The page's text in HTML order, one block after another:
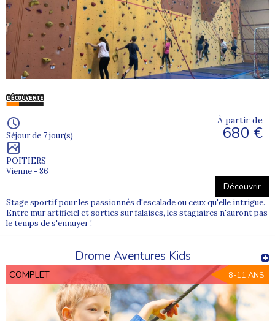
Séjour de 7 jour(s)
POITIERS
Vienne - 86
À partir de
680 €
Découvrir
Stage sportif pour les passionnés d'escalade ou ceux qu'elle intrigue.
Entre mur artificiel et sorties sur falaises, les stagiaires n'auront pas
le temps de s'ennuyer !
Drome Aventures Kids
COMPLET 8-11 ANS